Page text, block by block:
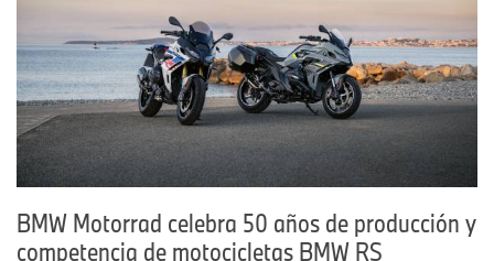
BMW Motorrad celebra 50 años de producción y
competencia de motocicletas BMW RS